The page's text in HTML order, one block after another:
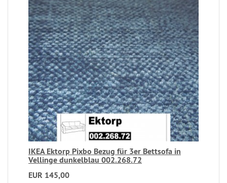
IKEA Ektorp Pixbo Bezug für 3er Bettsofa in
Vellinge dunkelblau 002.268.72
EUR 145,00